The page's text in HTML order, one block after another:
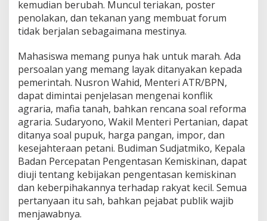
k
i
m
a
?
kemudian berubah. Muncul teriakan, poster
penolakan, dan tekanan yang membuat forum
tidak berjalan sebagaimana mestinya.
Mahasiswa memang punya hak untuk marah. Ada
persoalan yang memang layak ditanyakan kepada
pemerintah. Nusron Wahid, Menteri ATR/BPN,
dapat dimintai penjelasan mengenai konflik
agraria, mafia tanah, bahkan rencana soal reforma
agraria. Sudaryono, Wakil Menteri Pertanian, dapat
ditanya soal pupuk, harga pangan, impor, dan
kesejahteraan petani. Budiman Sudjatmiko, Kepala
Badan Percepatan Pengentasan Kemiskinan, dapat
diuji tentang kebijakan pengentasan kemiskinan
dan keberpihakannya terhadap rakyat kecil. Semua
pertanyaan itu sah, bahkan pejabat publik wajib
menjawabnya.